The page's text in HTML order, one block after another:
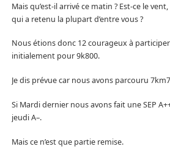
Mais qu’est-il arrivé ce matin ? Est-ce le
qui a retenu la plupart d’entre vous ?
Nous étions donc 12 courageux à
initialement pour 9k800.
Je dis prévue car nous avons parcouru
Si Mardi dernier nous avons fait une SEP
jeudi A–.
Mais ce n’est que partie remise.